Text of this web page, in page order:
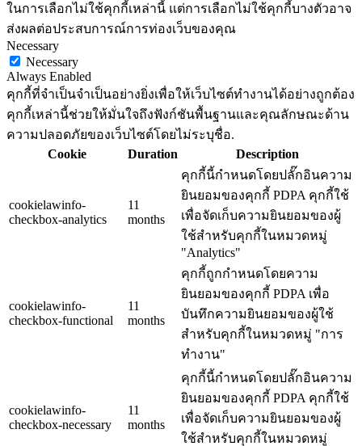
ในการเลือกไม่ใช้คุกกี้เหล่านี้ แต่การเลือกไม่ใช้คุกกี้บางตัวอาจ
ส่งผลต่อประสบการณ์การท่องเว็บของคุณ
Necessary
Necessary
Always Enabled
คุกกี้ที่จำเป็นจำเป็นอย่างยิ่งเพื่อให้เว็บไซต์ทำงานได้อย่างถูกต้อง
คุกกี้เหล่านี้ช่วยให้มั่นใจถึงฟังก์ชันพื้นฐานและคุณลักษณะด้าน
ความปลอดภัยของเว็บไซต์โดยไม่ระบุชื่อ.
Cookie
Duration Description
cookielawinfo-
checkbox-analytics
11
months
คุกกี้นี้กำหนดโดยปลั๊กอินความ
ยินยอมของคุกกี้ PDPA คุกกี้ใช้
เพื่อจัดเก็บความยินยอมของผู้
ใช้สำหรับคุกกี้ในหมวดหมู่
"Analytics"
cookielawinfo-
checkbox-functional
11
months
คุกกี้ถูกกำหนดโดยความ
ยินยอมของคุกกี้ PDPA เพื่อ
บันทึกความยินยอมของผู้ใช้
สำหรับคุกกี้ในหมวดหมู่ "การ
ทำงาน"
cookielawinfo-
checkbox-necessary
11
months
คุกกี้นี้กำหนดโดยปลั๊กอินความ
ยินยอมของคุกกี้ PDPA คุกกี้ใช้
เพื่อจัดเก็บความยินยอมของผู้
ใช้สำหรับคุกกี้ในหมวดหมู่